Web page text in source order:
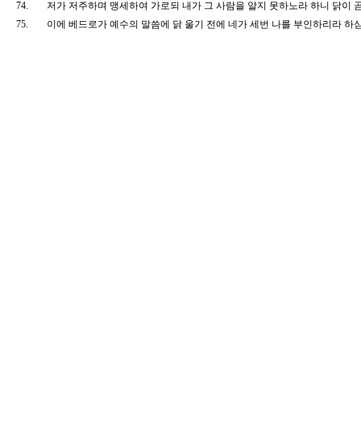
74.
저가 저주하며 맹세하여 가로되 내가 그 사람을 알지 못하노라 하니 닭이
75.
이에 베드로가 예수의 말씀에 닭 울기 전에 네가 세번 나를 부인하리라